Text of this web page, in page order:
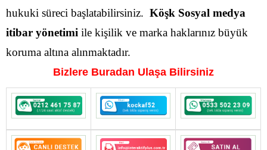
hukuki süreci başlatabilirsiniz. Köşk Sosyal medya
itibar yönetimi ile kişilik ve marka haklarınız büyük
koruma altına alınmaktadır.
Bizlere Buradan Ulaşa Bilirsiniz